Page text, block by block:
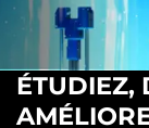
ÉTUDIEZ,